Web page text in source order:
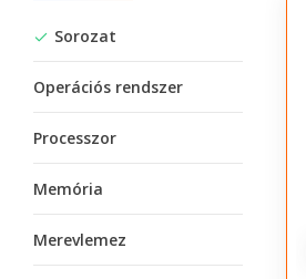
Sorozat
Operációs rendszer
Processzor
Memória
Merevlemez